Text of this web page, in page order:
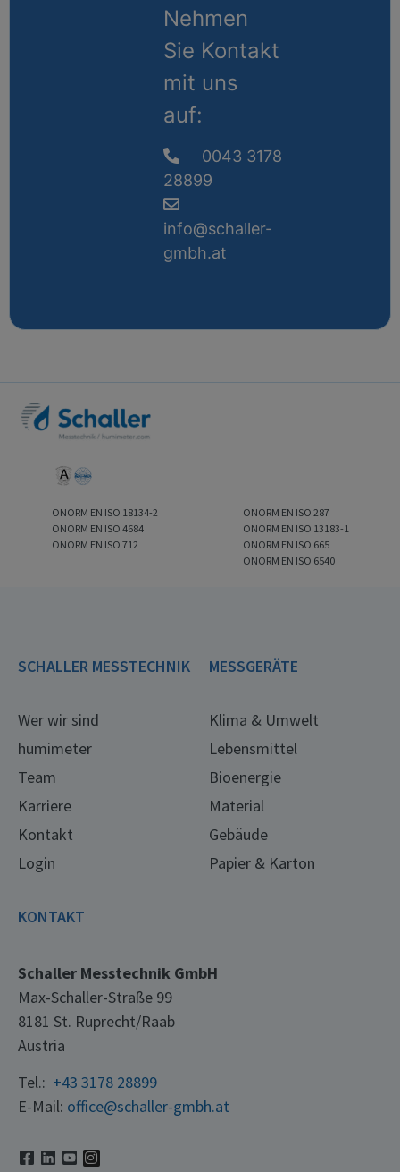
Nehmen
Sie Kontakt
mit uns
auf:
0043 3178
28899
info@schaller-
gmbh.at
ONORM EN ISO 18134-2
ONORM EN ISO 4684
ONORM EN ISO 712
ONORM EN ISO 287
ONORM EN ISO 13183-1
ONORM EN ISO 665
ONORM EN ISO 6540
SCHALLER MESSTECHNIK
Wer wir sind
humimeter
Team
Karriere
Kontakt
Login
MESSGERÄTE
Klima & Umwelt
Lebensmittel
Bioenergie
Material
Gebäude
Papier & Karton
KONTAKT
Schaller Messtechnik GmbH
Max-Schaller-Straße 99
8181 St. Ruprecht/Raab
Austria
Tel.: +43 3178 28899
E-Mail: office@schaller-gmbh.at